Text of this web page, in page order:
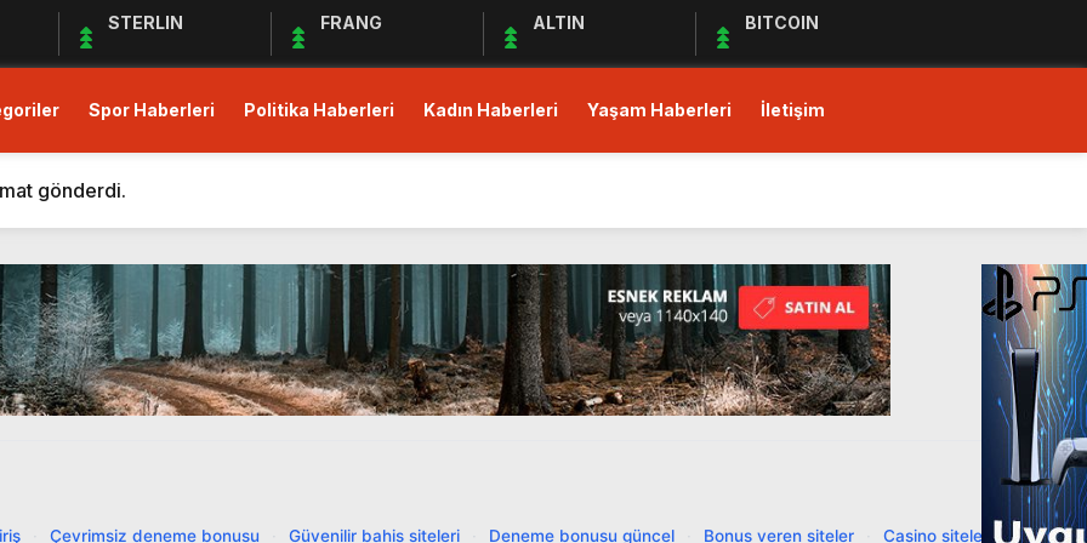
STERLIN FRANG ALTIN BITCOIN
Spor Haberleri Politika Haberleri Kadın Haberleri Yaşam Haberleri İletişim
Eden Bergüzar Korel, Dayanışmanın Önemine Vurgu Yaptı!
kısıtlı!
gönderdi.
Deprem Bölgesindeki Yardım Çalışmalarına Devam Ediyor
Devam Ediyor
Birliği Sağlanamadı, Piyasalar Tedirgin
Yağış, Trafiği Durma Noktasına Getirdi
Açık Mikrofon’a Konuk Olacak
Öncesi Erişimi Engelledi
Çevrimsiz deneme bonusu Güvenilir bahis siteleri Deneme bonusu güncel Bonus veren siteler Casino siteleri
·